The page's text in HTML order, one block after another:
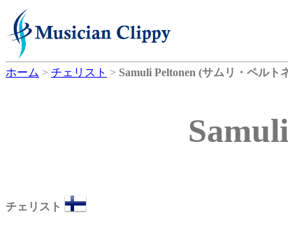
ホーム > チェリスト > Samuli Peltonen (サムリ・ペルト
チェリスト